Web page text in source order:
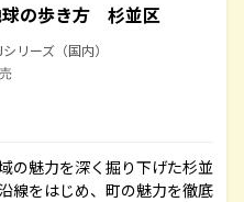
の歩き方 杉並区
リーズ（国内）
の魅力を深く掘り下げた杉並
線をはじめ、町の魅力を徹底